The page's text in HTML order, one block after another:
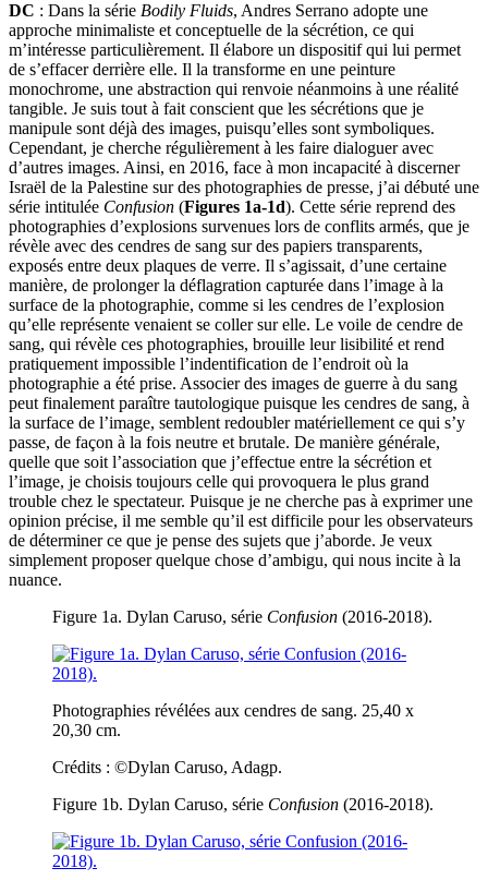
DC : Dans la série Bodily Fluids, Andres Serrano adopte une
approche minimaliste et conceptuelle de la sécrétion, ce qui
m’intéresse particulièrement. Il élabore un dispositif qui lui permet
de s’effacer derrière elle. Il la transforme en une peinture
monochrome, une abstraction qui renvoie néanmoins à une réalité
tangible. Je suis tout à fait conscient que les sécrétions que je
manipule sont déjà des images, puisqu’elles sont symboliques.
Cependant, je cherche régulièrement à les faire dialoguer avec
d’autres images. Ainsi, en 2016, face à mon incapacité à discerner
Israël de la Palestine sur des photographies de presse, j’ai débuté une
série intitulée Confusion (Figures 1a-1d). Cette série reprend des
photographies d’explosions survenues lors de conflits armés, que je
révèle avec des cendres de sang sur des papiers transparents,
exposés entre deux plaques de verre. Il s’agissait, d’une certaine
manière, de prolonger la déflagration capturée dans l’image à la
surface de la photographie, comme si les cendres de l’explosion
qu’elle représente venaient se coller sur elle. Le voile de cendre de
sang, qui révèle ces photographies, brouille leur lisibilité et rend
pratiquement impossible l’indentification de l’endroit où la
photographie a été prise. Associer des images de guerre à du sang
peut finalement paraître tautologique puisque les cendres de sang, à
la surface de l’image, semblent redoubler matériellement ce qui s’y
passe, de façon à la fois neutre et brutale. De manière générale,
quelle que soit l’association que j’effectue entre la sécrétion et
l’image, je choisis toujours celle qui provoquera le plus grand
trouble chez le spectateur. Puisque je ne cherche pas à exprimer une
opinion précise, il me semble qu’il est difficile pour les observateurs
de déterminer ce que je pense des sujets que j’aborde. Je veux
simplement proposer quelque chose d’ambigu, qui nous incite à la
nuance.
Figure 1a. Dylan Caruso, série Confusion (2016-2018).
Photographies révélées aux cendres de sang. 25,40 x
20,30 cm.
Crédits : ©Dylan Caruso, Adagp.
Figure 1b. Dylan Caruso, série Confusion (2016-2018).